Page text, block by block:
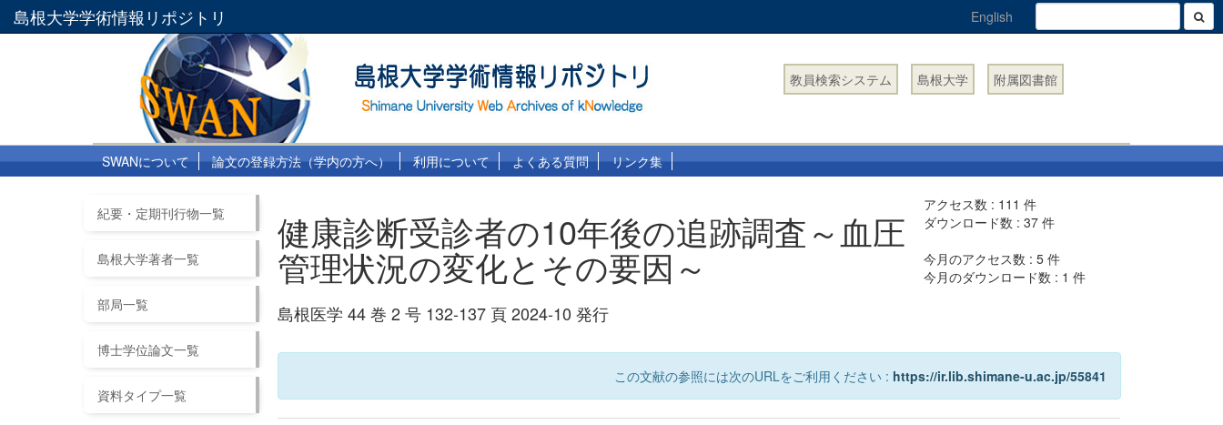
島根大学学術情報リポジトリ English
教員検索システム 島根大学 附属図書館
SWANについて 論文の登録方法（学内の方へ） 利用について よくある質問 リンク集
紀要・定期刊行物一覧
島根大学著者一覧
部局一覧
博士学位論文一覧
資料タイプ一覧
健康診断受診者の10年後の追跡調査～血圧
管理状況の変化とその要因～
島根医学 44 巻 2 号 132-137 頁 2024-10 発行
アクセス数 : 111 件
ダウンロード数 :37 件
今月のアクセス数 :5 件
今月のダウンロード数 : 1 件
この文献の参照には次のURLをご利用ください : https://ir.lib.shimane-u.ac.jp/55841